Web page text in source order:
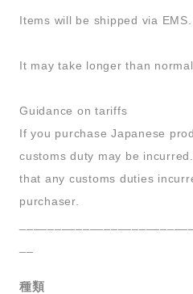
Items will be shipped via EMS.
It may take longer than normal
Guidance on tariffs
If you purchase Japanese
customs duty may be
that any customs duties
purchaser.
種類